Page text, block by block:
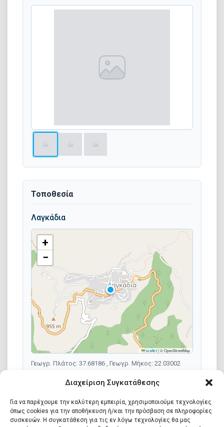
Διαχείριση Συγκατάθεσης
Για να παρέχουμε την καλύτερη εμπειρία, χρησιμοποιούμε τεχνολογίες
όπως cookies για την αποθήκευση ή/και την πρόσβαση σε πληροφορίες
συσκευών. Η συγκατάθεση για τις εν λόγω τεχνολογίες θα μας
Τοποθεσία
Λαγκάδια
+
−
Leaflet |© OpenStreetMap
Γεωγρ. Πλάτος: 37.68186 , Γεωγρ. Μήκος: 22.03002